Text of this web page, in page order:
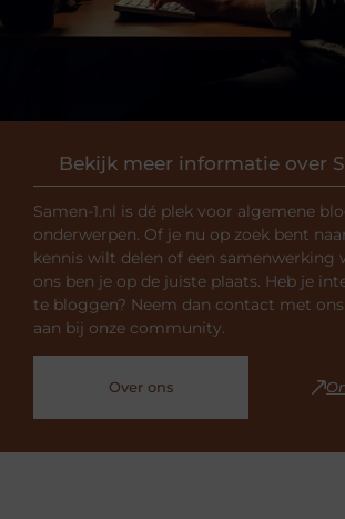
Bekijk meer informatie over
Samen-1.nl is dé plek voor algemene
onderwerpen. Of je nu op zoek bent
kennis wilt delen of een samenwerking
ons ben je op de juiste plaats. Heb je
te bloggen? Neem dan contact met
aan bij onze community.
Over ons